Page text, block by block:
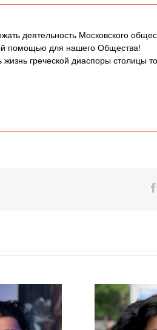
деятельность Московского
помощью для нашего Общества!
жизнь греческой диаспоры столицы